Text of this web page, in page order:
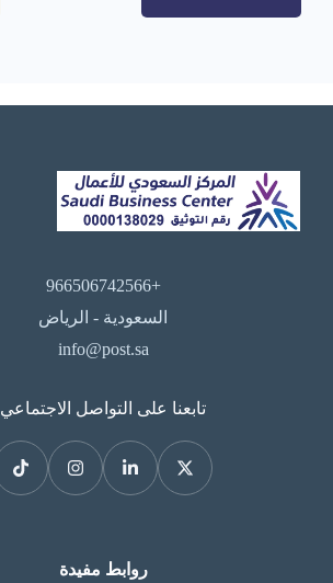
+966506742566
السعودية - الرياض
info@post.sa
تابعنا على التواصل الاجتماعي
روابط مفيدة